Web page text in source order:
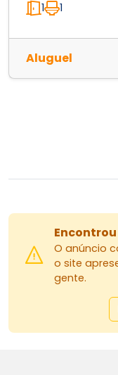
1 1
Aluguel
O anúncio
o site
gente.